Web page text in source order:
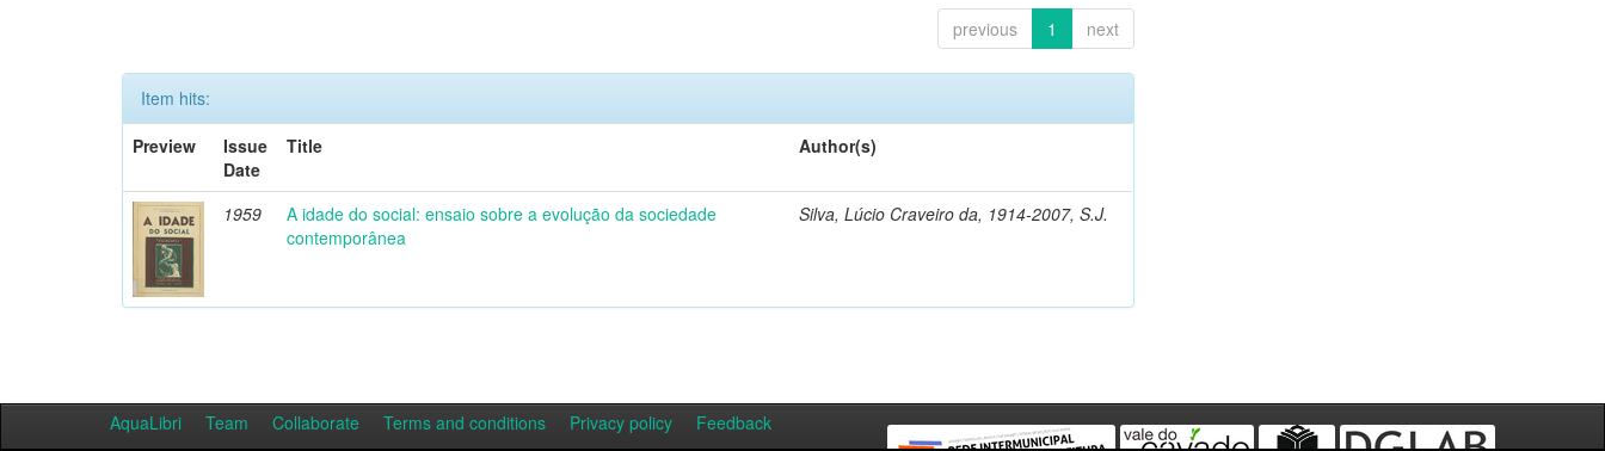
previous 1 next
Item hits:
Preview
Issue
Date
Title Author(s)
1959
A idade do social: ensaio sobre a evolução da sociedade
contemporânea
Silva, Lúcio Craveiro da, 1914-2007, S.J.
AquaLibri Team Collaborate Terms and conditions Privacy policy Feedback